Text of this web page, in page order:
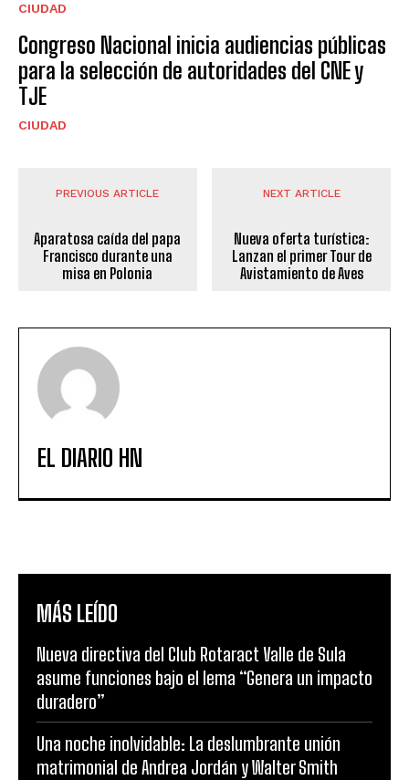
CIUDAD
Congreso Nacional inicia audiencias públicas
para la selección de autoridades del CNE y
TJE
CIUDAD
PREVIOUS ARTICLE
Aparatosa caída del papa
Francisco durante una
misa en Polonia
NEXT ARTICLE
Nueva oferta turística:
Lanzan el primer Tour de
Avistamiento de Aves
EL DIARIO HN
MÁS LEÍDO
Nueva directiva del Club Rotaract Valle de Sula
asume funciones bajo el lema “Genera un impacto
duradero”
Una noche inolvidable: La deslumbrante unión
matrimonial de Andrea Jordán y Walter Smith